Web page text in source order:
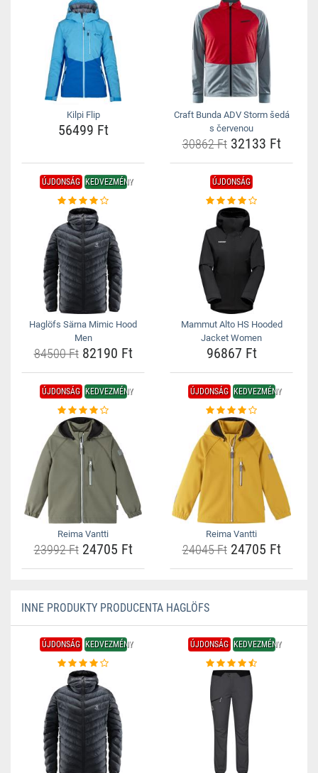
Kilpi Flip
56499 Ft
Craft Bunda ADV Storm šedá
s červenou
30862 Ft32133 Ft
ÚJDONSÁG KEDVEZMÉNY
Haglöfs Särna Mimic Hood
Men
84500 Ft82190 Ft
ÚJDONSÁG
Mammut Alto HS Hooded
Jacket Women
96867 Ft
ÚJDONSÁG KEDVEZMÉNY
Reima Vantti
23992 Ft24705 Ft
ÚJDONSÁG KEDVEZMÉNY
Reima Vantti
24045 Ft24705 Ft
INNE PRODUKTY PRODUCENTA HAGLÖFS
ÚJDONSÁG KEDVEZMÉNY ÚJDONSÁG KEDVEZMÉNY